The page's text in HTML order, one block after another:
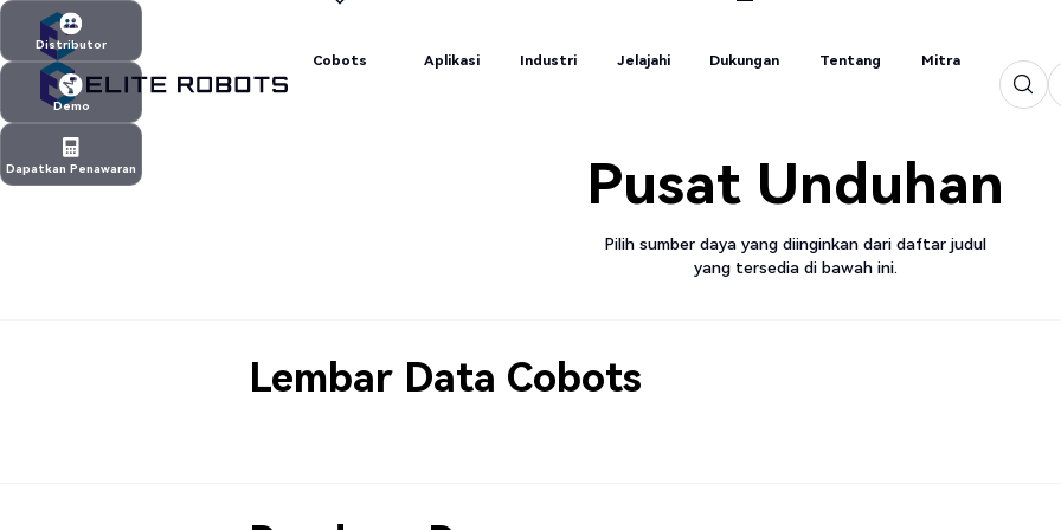
Distributor
Distributor
Demo
Demo
Dapatkan Penawaran
Cobots
Aplikasi
Industri
Jelajahi
Dukungan
Tentang
Mitra
Pusat Unduhan
Pilih sumber daya yang diinginkan dari daftar judul
yang tersedia di bawah ini.
Lembar Data Cobots